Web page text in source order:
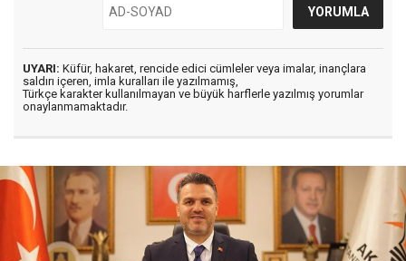
UYARI: Küfür, hakaret, rencide edici cümleler veya imalar, inançlara
saldırı içeren, imla kuralları ile yazılmamış,
Türkçe karakter kullanılmayan ve büyük harflerle yazılmış yorumlar
onaylanmamaktadır.